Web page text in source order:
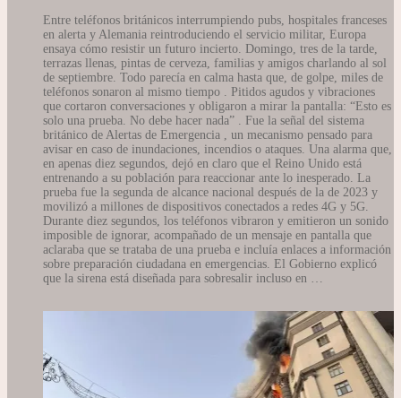
Entre teléfonos británicos interrumpiendo pubs, hospitales franceses
en alerta y Alemania reintroduciendo el servicio militar, Europa
ensaya cómo resistir un futuro incierto. Domingo, tres de la tarde,
terrazas llenas, pintas de cerveza, familias y amigos charlando al sol
de septiembre. Todo parecía en calma hasta que, de golpe, miles de
teléfonos sonaron al mismo tiempo . Pitidos agudos y vibraciones
que cortaron conversaciones y obligaron a mirar la pantalla: “Esto es
solo una prueba. No debe hacer nada” . Fue la señal del sistema
británico de Alertas de Emergencia , un mecanismo pensado para
avisar en caso de inundaciones, incendios o ataques. Una alarma que,
en apenas diez segundos, dejó en claro que el Reino Unido está
entrenando a su población para reaccionar ante lo inesperado. La
prueba fue la segunda de alcance nacional después de la de 2023 y
movilizó a millones de dispositivos conectados a redes 4G y 5G.
Durante diez segundos, los teléfonos vibraron y emitieron un sonido
imposible de ignorar, acompañado de un mensaje en pantalla que
aclaraba que se trataba de una prueba e incluía enlaces a información
sobre preparación ciudadana en emergencias. El Gobierno explicó
que la sirena está diseñada para sobresalir incluso en …